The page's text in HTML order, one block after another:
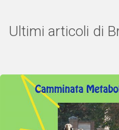
Ultimi articoli di